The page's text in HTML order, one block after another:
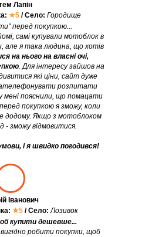
перед покупкою...
самі купували мотоблок в
але я така людина, що хотів
на нього на власні очі,
. Для інтересу зайшов на
які ціни, сайт дуже
розпитати
пояснили, що помацати
покупкою я зможу, коли
додому. Якщо з мотоблоком
- зможу відмовитися.
і я швидко погодився!
Лапін
★5 / Село: Городище
купити дешевше...
робити покупки, щоб
Іванович
★5 / Село: Лозивок